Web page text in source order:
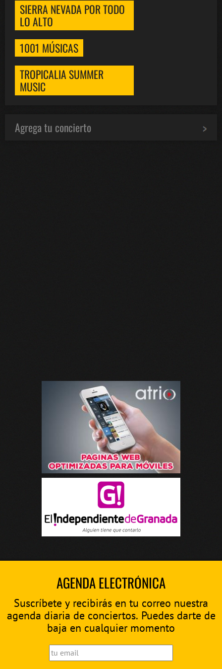
SIERRA NEVADA POR TODO
LO ALTO
1001 MÚSICAS
TROPICALIA SUMMER
MUSIC
Agrega tu concierto
AGENDA ELECTRÓNICA
Suscríbete y recibirás en tu correo nuestra
agenda diaria de conciertos. Puedes darte de
baja en cualquier momento